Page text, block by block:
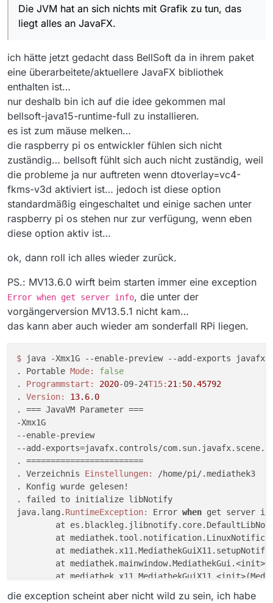
das liegt alles an JavaFX.
Die JVM hat an sich nichts mit Grafik zu tun, das
liegt alles an JavaFX.
ich hätte jetzt gedacht dass BellSoft da in ihrem paket
eine überarbeitete/aktuellere JavaFX bibliothek
enthalten ist…
nur deshalb bin ich auf die idee gekommen mal
bellsoft-java15-runtime-full zu installieren.
es ist zum mäuse melken…
die raspberry pi os entwickler fühlen sich nicht
zuständig… bellsoft fühlt sich auch nicht zuständig, weil
die probleme ja nur auftreten wenn dtoverlay=vc4-
fkms-v3d aktiviert ist… jedoch ist diese option
standardmäßig eingeschaltet und einige sachen unter
raspberry pi os stehen nur zur verfügung, wenn eben
diese option aktiv ist…
ok, dann roll ich alles wieder zurück.
PS.: MV13.6.0 wirft beim starten immer eine exception
Error when get server info, die unter der
vorgängerversion MV13.5.1 nicht kam…
das kann aber auch wieder am sonderfall RPi liegen.
$
java -Xmx1G --enable-preview --add-exports
. Portable Mode:
false
. Programmstart: 2020-09-24T15: 21 : 50.45792
. Version: 13.6. 0
. === JavaVM Parameter ===
-Xmx1G
--enable-preview
--add-exports=javafx.controls/
. ========================
. Verzeichnis Einstellungen:
/home/pi/.mediathek3
. Konfig wurde gelesen!
. failed to initialize libNotify
java.lang. RuntimeException: Error when get server
at
at
at
at
at
die exception scheint aber nicht wild zu sein, ich habe